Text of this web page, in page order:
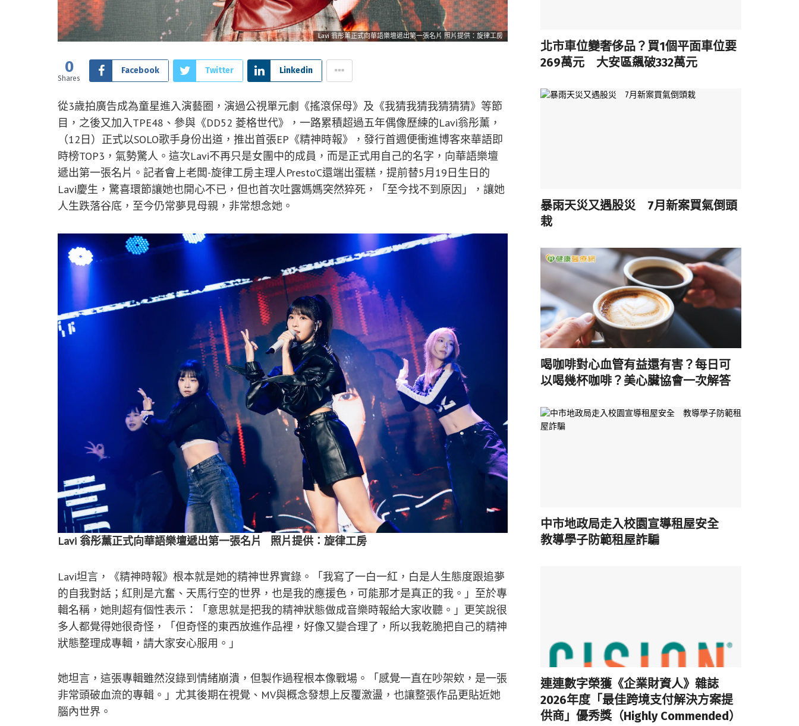
Lavi 翁彤薰正式向華語樂壇遞出第一張名片 照片提供：旋律工房
0
Shares
Facebook Twitter Linkedin
從3歲拍廣告成為童星進入演藝圈，演過公視單元劇《搖滾保母》及《我猜我猜我猜猜猜》等節
目，之後又加入TPE48、參與《DD52 菱格世代》，一路累積超過五年偶像歷練的Lavi翁彤薰，
（12日）正式以SOLO歌手身份出道，推出首張EP《精神時報》，發行首週便衝進博客來華語即
時榜TOP3，氣勢驚人。這次Lavi不再只是女團中的成員，而是正式用自己的名字，向華語樂壇
遞出第一張名片。記者會上老闆-旋律工房主理人Presto’C還端出蛋糕，提前替5月19日生日的
Lavi慶生，驚喜環節讓她也開心不已，但也首次吐露媽媽突然猝死，「至今找不到原因」，讓她
人生跌落谷底，至今仍常夢見母親，非常想念她。
Lavi 翁彤薰正式向華語樂壇遞出第一張名片 照片提供：旋律工房
Lavi坦言，《精神時報》根本就是她的精神世界實錄。「我寫了一白一紅，白是人生態度跟追夢
的自我對話；紅則是亢奮、天馬行空的世界，也是我的應援色，可能那才是真正的我。」至於專
輯名稱，她則超有個性表示：「意思就是把我的精神狀態做成音樂時報給大家收聽。」更笑說很
多人都覺得她很奇怪，「但奇怪的東西放進作品裡，好像又變合理了，所以我乾脆把自己的精神
狀態整理成專輯，請大家安心服用。」
她坦言，這張專輯雖然沒錄到情緒崩潰，但製作過程根本像戰場。「感覺一直在吵架欸，是一張
非常頭破血流的專輯。」尤其後期在視覺、MV與概念發想上反覆激盪，也讓整張作品更貼近她
腦內世界。
北市車位變奢侈品？買1個平面車位要
269萬元 大安區飆破332萬元
暴雨天災又遇股災 7月新案買氣倒頭
栽
喝咖啡對心血管有益還有害？每日可
以喝幾杯咖啡？美心臟協會一次解答
中市地政局走入校園宣導租屋安全
教導學子防範租屋詐騙
連連數字榮獲《企業財資人》雜誌
2026年度「最佳跨境支付解決方案提
供商」優秀獎（Highly Commended）